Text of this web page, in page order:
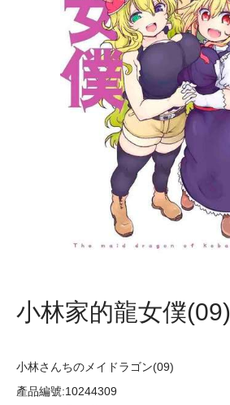
小林家的龍女僕(09)
小林さんちのメイドラゴン(09)
產品編號:10244309